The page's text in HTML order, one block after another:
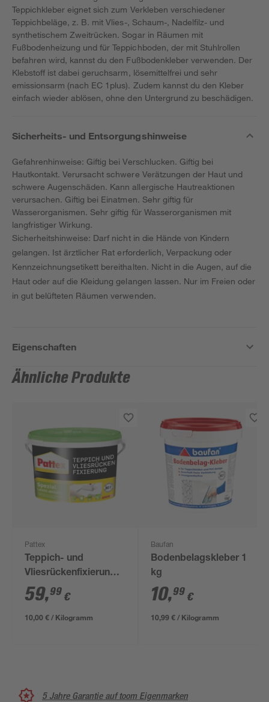
Teppichkleber eignet sich zum Verkleben verschiedener
Teppichbeläge, z. B. mit Vlies-, Schaum-, Nadelfilz- und
synthetischem Zweitrücken. Sogar in Räumen mit
Fußbodenheizung und für Teppichboden, der mit Stuhlrollen
befahren wird, kannst du den Fußbodenkleber verwenden. Der
Klebstoff ist dabei geruchsarm, lösemittelfrei und sehr
emissionsarm (nach EC 1plus). Zudem kannst du den Kleber
einfach wieder ablösen, ohne den Untergrund zu beschädigen.
Sicherheits- und Entsorgungshinweise
Gefahrenhinweise: Giftig bei Verschlucken. Giftig bei
Hautkontakt. Verursacht schwere Verätzungen der Haut und
schwere Augenschäden. Kann allergische Hautreaktionen
verursachen. Giftig bei Einatmen. Sehr giftig für
Wasserorganismen. Sehr giftig für Wasserorganismen mit
langfristiger Wirkung.
Sicherheitshinweise: Darf nicht in die Hände von Kindern
gelangen. Ist ärztlicher Rat erforderlich, Verpackung oder
Kennzeichnungsetikett bereithalten. Nicht in die Augen, auf die
Haut oder auf die Kleidung gelangen lassen. Nur im Freien oder
in gut belüfteten Räumen verwenden.
Eigenschaften
Ähnliche Produkte
Pattex
Teppich- und
Vliesrückenfixierung
'Spezial' 6 kg
59,99 €
10,00 € / Kilogramm
Baufan
Bodenbelagskleber 1
kg
10,99 €
10,99 € / Kilogramm
5 Jahre Garantie auf toom Eigenmarken